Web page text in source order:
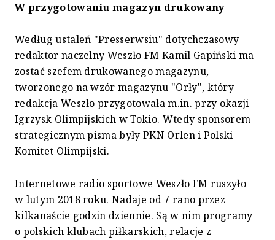
W przygotowaniu magazyn drukowany
Według ustaleń "Presserwsiu" dotychczasowy
redaktor naczelny Weszło FM Kamil Gapiński ma
zostać szefem drukowanego magazynu,
tworzonego na wzór magazynu "Orły", który
redakcja Weszło przygotowała m.in. przy okazji
Igrzysk Olimpijskich w Tokio. Wtedy sponsorem
strategicznym pisma były PKN Orlen i Polski
Komitet Olimpijski.
Internetowe radio sportowe Weszło FM ruszyło
w lutym 2018 roku. Nadaje od 7 rano przez
kilkanaście godzin dziennie. Są w nim programy
o polskich klubach piłkarskich, relacje z